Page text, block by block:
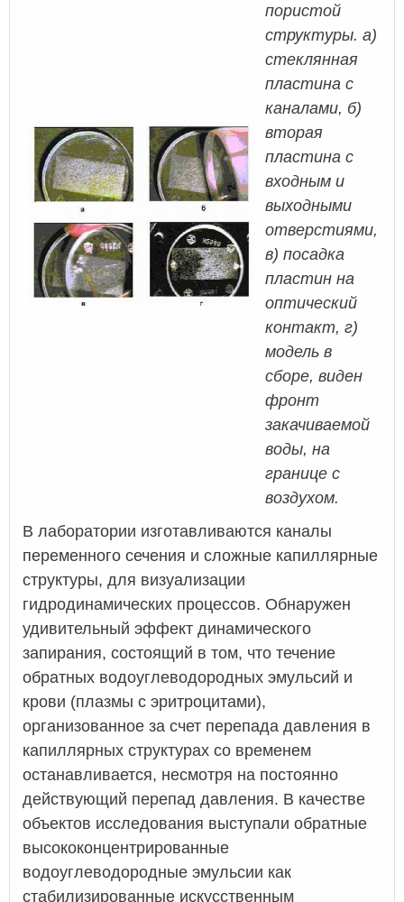
пористой
структуры. а)
стеклянная
пластина с
каналами, б)
вторая
пластина с
входным и
выходными
отверстиями,
в) посадка
пластин на
оптический
контакт, г)
модель в
сборе, виден
фронт
закачиваемой
воды, на
границе с
воздухом.
В лаборатории изготавливаются каналы
переменного сечения и сложные капиллярные
структуры, для визуализации
гидродинамических процессов. Обнаружен
удивительный эффект динамического
запирания, состоящий в том, что течение
обратных водоуглеводородных эмульсий и
крови (плазмы с эритроцитами),
организованное за счет перепада давления в
капиллярных структурах со временем
останавливается, несмотря на постоянно
действующий перепад давления. В качестве
объектов исследования выступали обратные
высококонцентрированные
водоуглеводородные эмульсии как
стабилизированные искусственным